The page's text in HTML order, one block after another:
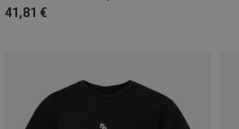
41,81 €